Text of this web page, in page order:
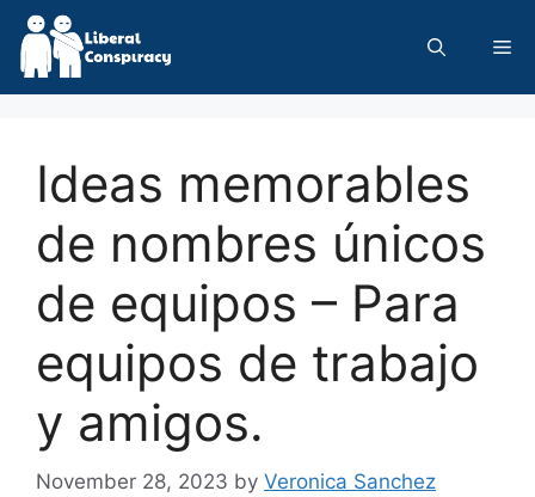
Skip
content
Ideas memorables
de nombres únicos
de equipos – Para
equipos de trabajo
y amigos.
November 28, 2023 by Veronica Sanchez